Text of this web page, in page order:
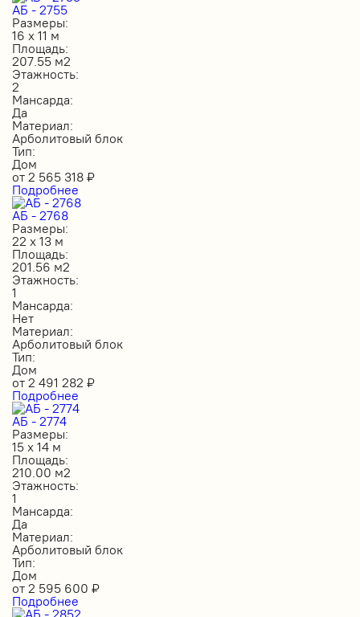
АБ - 2755
Размеры:
16 х 11 м
Площадь:
207.55 м2
Этажность:
2
Мансарда:
Да
Материал:
Арболитовый блок
Тип:
Дом
от 2 565 318 ₽
Подробнее
АБ - 2768
Размеры:
22 х 13 м
Площадь:
201.56 м2
Этажность:
1
Мансарда:
Нет
Материал:
Арболитовый блок
Тип:
Дом
от 2 491 282 ₽
Подробнее
АБ - 2774
Размеры:
15 х 14 м
Площадь:
210.00 м2
Этажность:
1
Мансарда:
Да
Материал:
Арболитовый блок
Тип:
Дом
от 2 595 600 ₽
Подробнее